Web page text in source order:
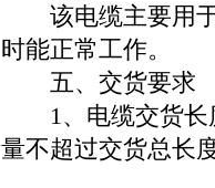
该电缆主要用于
时能正常工作。
五、交货要求
1、电缆交货长度
量不超过交货总长